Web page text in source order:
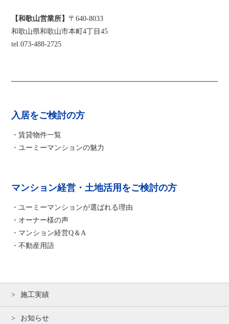
【和歌山営業所】 〒640-8033
和歌山県和歌山市本町4丁目45
tel.073-488-2725
入居をご検討の方
・賃貸物件一覧
・ユーミーマンションの魅力
マンション経営・土地活用をご検討の方
・ユーミーマンションが選ばれる理由
・オーナー様の声
・マンション経営Q＆A
・不動産用語
施工実績
お知らせ